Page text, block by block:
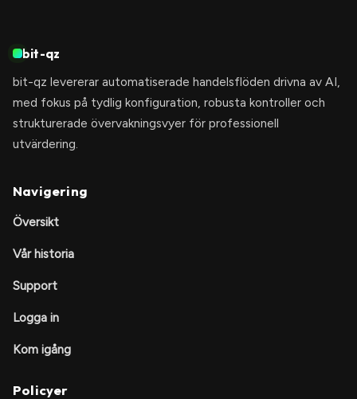
bit-qz
bit-qz levererar automatiserade handelsflöden drivna av AI,
med fokus på tydlig konfiguration, robusta kontroller och
strukturerade övervakningsvyer för professionell
utvärdering.
Navigering
Översikt
Vår historia
Support
Logga in
Kom igång
Policyer